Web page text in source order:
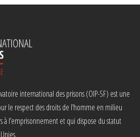
international des prisons (OIP-SF) est une
le respect des droits de l’homme en milieu
à l’emprisonnement et qui dispose du statut